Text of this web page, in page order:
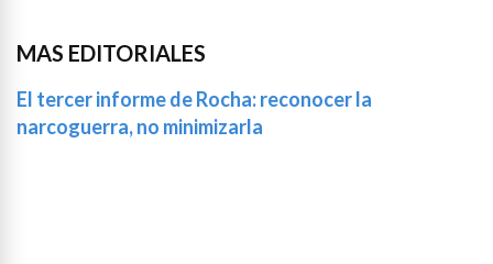
MAS EDITORIALES
El tercer informe de Rocha: reconocer la
narcoguerra, no minimizarla